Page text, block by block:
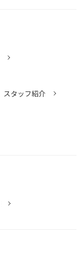
スタッフ紹介